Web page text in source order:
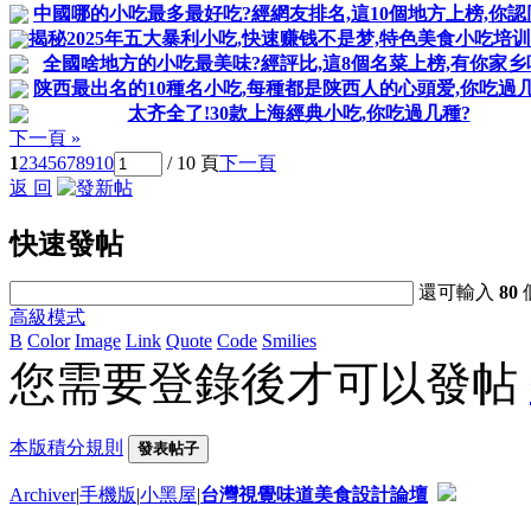
中國哪的小吃最多最好吃?經網友排名,這10個地方上榜,你認
揭秘2025年五大暴利小吃,快速赚钱不是梦,特色美食小吃培
全國啥地方的小吃最美味?經評比,這8個名菜上榜,有你家乡
陕西最出名的10種名小吃,每種都是陕西人的心頭爱,你吃過
太齐全了!30款上海經典小吃,你吃過几種?
下一頁 »
12345678910 / 10 頁下一頁
返 回
快速發帖
還可輸入80
高級模式
B Color Image Link Quote Code Smilies
您需要登錄後才可以發帖
本版積分規則 發表帖子
Archiver|手機版|小黑屋|台灣視覺味道美食設計論壇